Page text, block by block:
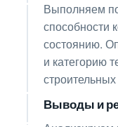
Выполняем
способности
состоянию.
и категорию
Выводы и